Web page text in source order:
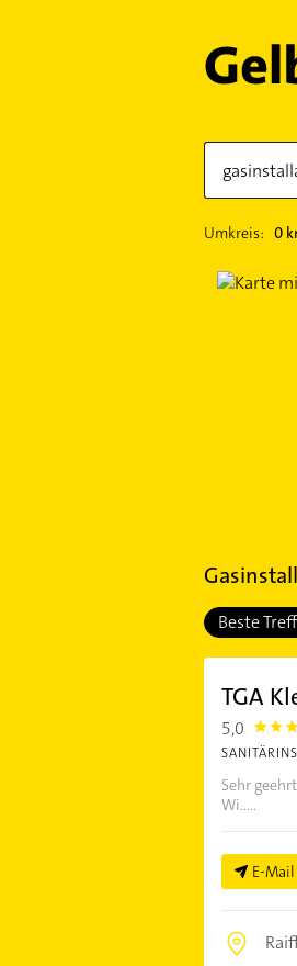
Umkreis: 0
Beste
TGA
5,0 5.0
Sehr
Wi.....
E-Mail